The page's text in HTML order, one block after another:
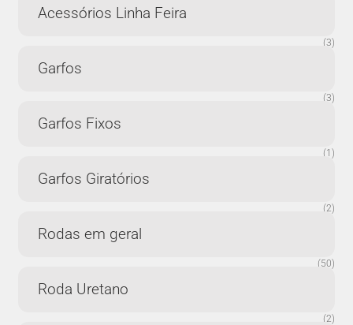
Acessórios Linha Feira
(3)
Garfos
(3)
Garfos Fixos
(1)
Garfos Giratórios
(2)
Rodas em geral
(50)
Roda Uretano
(2)